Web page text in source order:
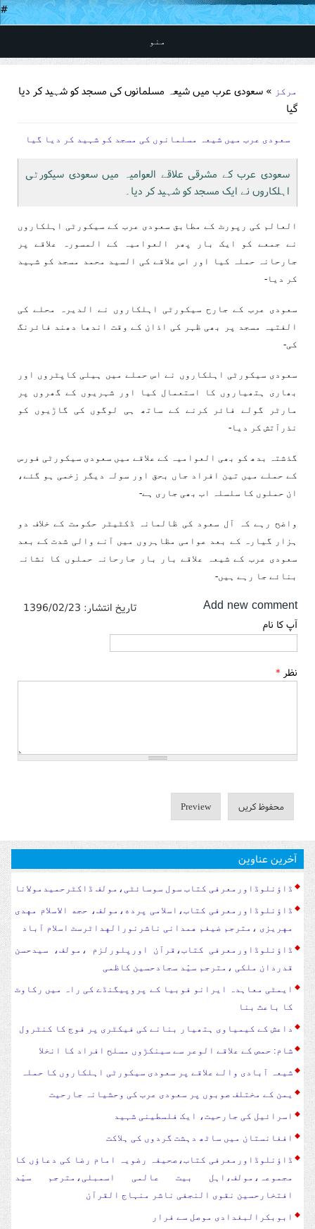
#
منو
مرکز » سعودی عرب میں شیعہ مسلمانوں کی مسجد کو شہید کر دیا
گیا
سعودی عرب میں شیعہ مسلمانوں کی مسجد کو شہید کر دیا گیا
سعودی عرب کے مشرقی علاقے العوامیہ میں سعودی سیکورٹی
اہلکاروں نے ایک مسجد کو شہید کر دیا۔
العالم کی رپورٹ کے مطابق سعودی عرب کے سیکورٹی اہلکاروں
نے جمعے کو ایک بار پھر العوامیہ کے المسورہ علاقے پر
جارحانہ حملہ کیا اور اس علاقے کی السید محمد مسجد کو شہید
کر دیا-
سعودی عرب کے جارح سیکورٹی اہلکاروں نے الدیرہ محلے کی
الفتیہ مسجد پر بھی ظہر کی اذان کے وقت اندھا دھند فائرنگ
کی-
سعودی سیکورٹی اہلکاروں نے اس حملے میں ہیلی کاپٹروں اور
بھاری ہتھیاروں کا استعمال کیا اور شہریوں کے گھروں پر
مارٹر گولے فائر کرنے کے ساتھ ہی لوگوں کی گاڑیوں کو
نذرآتش کر دیا-
گذشتہ بدھ کو بھی العوامیہ کے علاقے میں سعودی سیکورٹی فورس
کے حملے میں تین افراد جاں بحق اور سولہ دیگر زخمی ہو گئے،
ان حملوں کا سلسلہ اب بھی جاری ہے-
واضح رہے کہ آل سعود کی ظالمانہ ڈکٹیٹر حکومت کے خلاف دو
ہزار گیارہ کے بعد عوامی مظاہروں میں آنے والی شدت کے بعد
سعودی عرب کے شیعہ علاقے بار بار جارحانہ حملوں کا نشانہ
بنائے جا رہے ہیں-
تاریخ انتشار: 1396/02/23 Add new comment
آپ کا نام
نظر *
آخرین عناوین
ڈاؤنلوڈاورمعرفی کتاب سول سوسا‏‏ئٹی،مولف ڈاکٹرحمیدمولانا
ڈاؤنلوڈاورمعرفی کتاب،اسلامی پرده،مولف، حجه الاسلام مهدی
مهریزی ،مترجم ضیغم همدانی ناشرنورالهداٹرسٹ اسلام آباد
ڈاؤنلوڈاورمعرفی کتاب،قرآن اورپلورلزم ،مولف، سیدحسن
قدردان ملکی ،مترجم سیّد سجادحسین کاظمی
ایمٹی معاہدہ ایرانو فوبیا کے پروپیگنڈے کی راہ میں رکاوٹ
کا باعث بنا
داعش کے کیمیاوی ہتھیار بنانے کی فیکٹری پر فوج کا کنٹرول
شام: حمص کے علاقے الوعر سے سینکڑوں مسلح افراد کا انخلا
شیعہ آبادی والے علاقے پر سعودی سیکورٹی اہلکاروں کا حملہ
یمن کے مختلف صوبوں پر سعودی عرب کی وحشیانہ جارحیت
اسرائیل کی جارحیت، ایک فلسطینی شہید
افغانستان میں ساٹھ دہشت گردوں کی ہلاکت
ڈاؤنلوڈاورمعرفی کتاب،صحیفہ رضویہ امام رضا کی دعاؤں کا
مجموعہ،مولف،اہل بیت عالمی اسمبلی،مترجم سیّد
افتخارحسین نقوی النجفی ناشر منہاج القرآن
ابوبکرالبغدادی موصل سے فرار